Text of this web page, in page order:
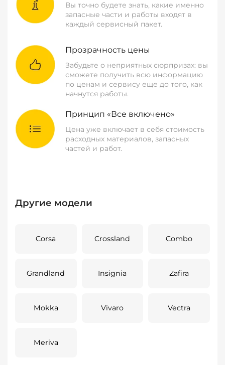
Вы точно будете знать, какие именно
запасные части и работы входят в
каждый сервисный пакет.
Прозрачность цены
Забудьте о неприятных сюрпризах: вы
сможете получить всю информацию
по ценам и сервису еще до того, как
начнутся работы.
Принцип «Все включено»
Цена уже включает в себя стоимость
расходных материалов, запасных
частей и работ.
Другие модели
Corsa Crossland Combo
Grandland Insignia Zafira
Mokka Vivaro Vectra
Meriva